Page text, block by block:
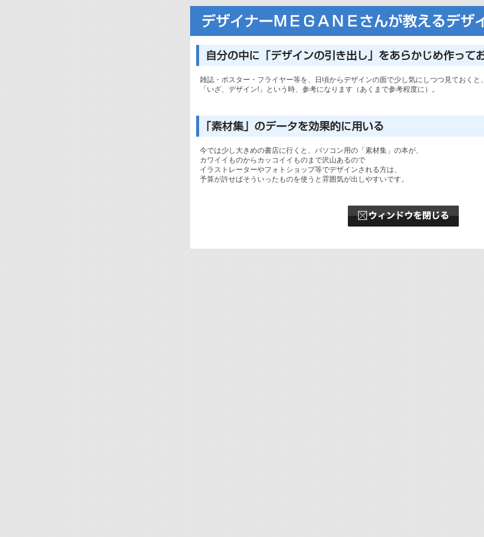
雑誌・ポスター・フライヤー等を、日頃からデザインの面で少し気にしつつ見ておくと、
「いざ、デザイン!」という時、参考になります（あくまで参考程度に）。
今では少し大きめの書店に行くと、パソコン用の「素材集」の本が、
カワイイものからカッコイイものまで沢山あるので
イラストレーターやフォトショップ等でデザインされる方は、
予算が許せばそういったものを使うと雰囲気が出しやすいです。